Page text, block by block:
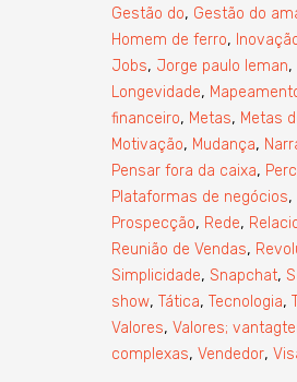
Gestão do, Gestão do
Homem de ferro,
Jobs, Jorge paulo leman,
Longevidade,
financeiro, Metas, Metas
Motivação, Mudança,
Pensar fora da caixa,
Plataformas de negócios,
Prospecção, Rede,
Reunião de Vendas,
Simplicidade, Snapchat,
show, Tática, Tecnologia,
Valores, Valores;
complexas, Vendedor,